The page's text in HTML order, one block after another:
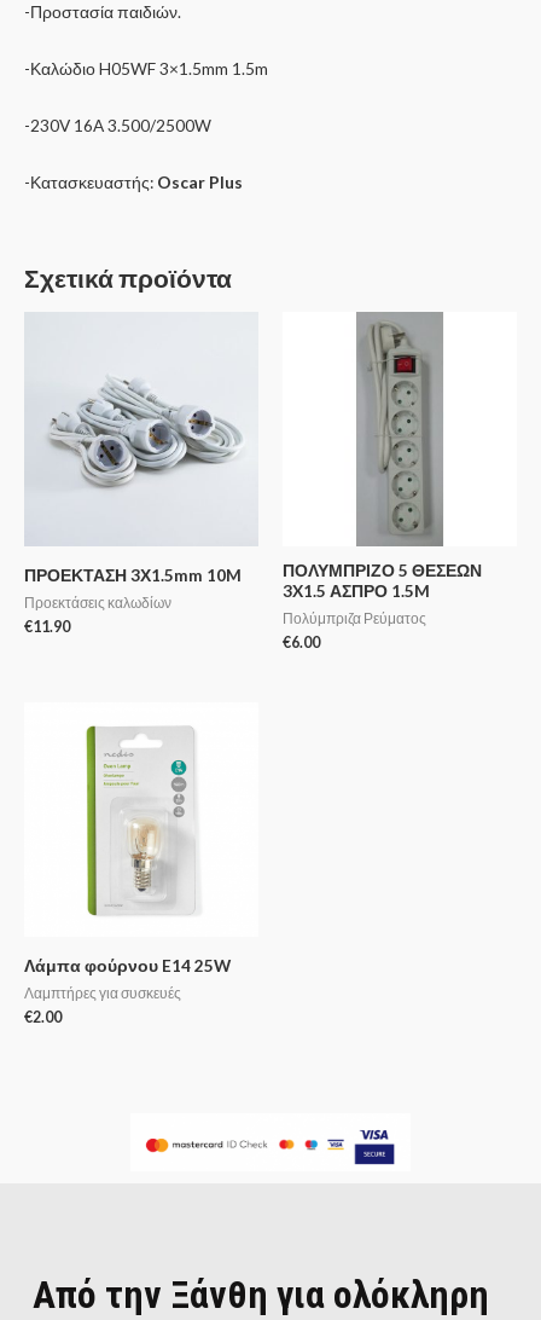
-Προστασία παιδιών.
-Καλώδιο H05WF 3×1.5mm 1.5m
-230V 16A 3.500/2500W
-Κατασκευαστής: Oscar Plus
Σχετικά προϊόντα
ΠΡΟΕΚΤΑΣΗ 3Χ1.5mm 10M
Προεκτάσεις καλωδίων
€11.90
ΠΟΛΥΜΠΡΙΖΟ 5 ΘΕΣΕΩΝ
3X1.5 ΑΣΠΡΟ 1.5M
Πολύμπριζα Ρεύματος
€6.00
Λάμπα φούρνου E14 25W
Λαμπτήρες για συσκευές
€2.00
Από την Ξάνθη για ολόκληρη